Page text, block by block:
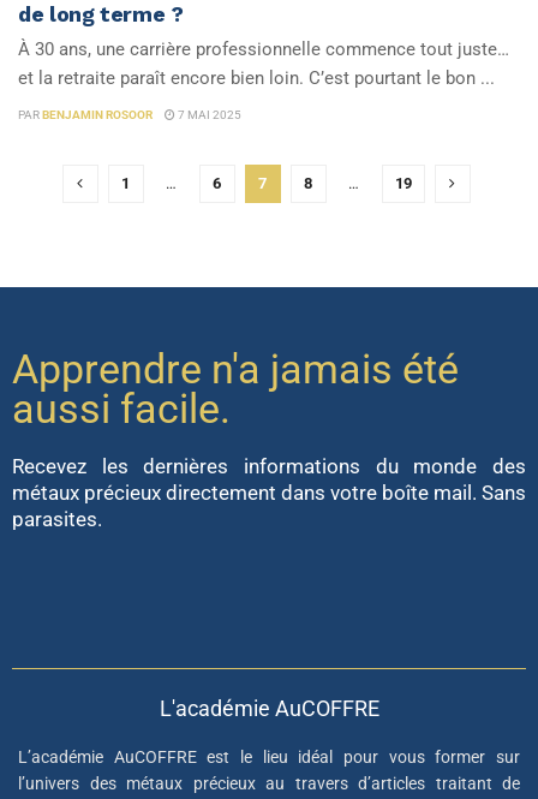
de long terme ?
À 30 ans, une carrière professionnelle commence tout juste…
et la retraite paraît encore bien loin. C’est pourtant le bon ...
PARBENJAMIN ROSOOR 7 MAI 2025
1 … 6 7 8 … 19
Apprendre n'a jamais été
aussi facile.
Recevez les dernières informations du monde des
métaux précieux directement dans votre boîte mail. Sans
parasites.
L'académie AuCOFFRE
L’académie AuCOFFRE est le lieu idéal pour vous former sur
l’univers des métaux précieux au travers d’articles traitant de